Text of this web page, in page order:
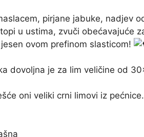
pirjane jabuke, nadjev
u ustima, zvuči obećavajuće
ovom prefinom slasticom!
dovoljna je za lim veličine od
oni veliki crni limovi iz pećnice.